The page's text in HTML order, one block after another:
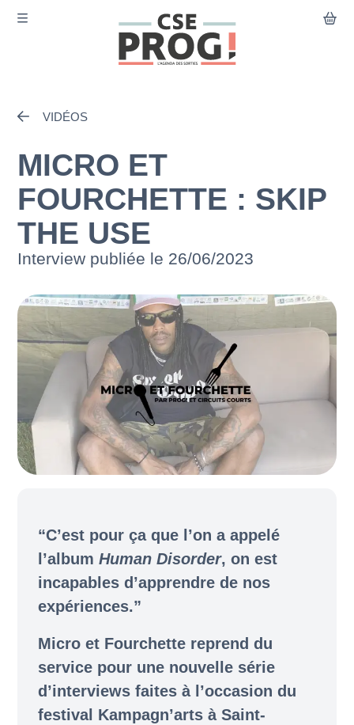
Aller au contenu principal
VIDÉOS
MICRO ET
FOURCHETTE : SKIP
THE USE
Interview publiée le 26/06/2023
“C’est pour ça que l’on a appelé
l’album Human Disorder, on est
incapables d’apprendre de nos
expériences.”
Micro et Fourchette reprend du
service pour une nouvelle série
d’interviews faites à l’occasion du
festival Kampagn’arts à Saint-
Actualités
Comment ça marche ?
Le CSE PROG
Contact
Newsletter